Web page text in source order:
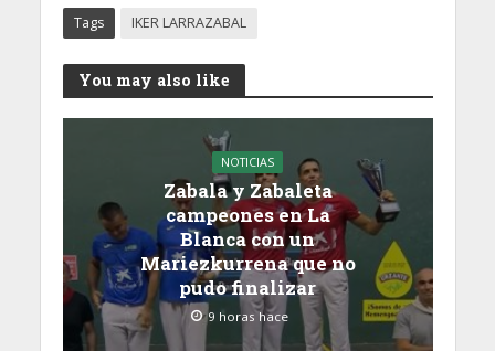
Tags IKER LARRAZABAL
You may also like
NOTICIAS
Zabala y Zabaleta
campeones en La
Blanca con un
Mariezkurrena que no
pudo finalizar
9 horas hace